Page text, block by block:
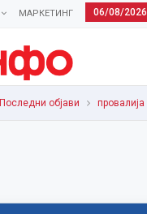
06/08/2026
МАРКЕТИНГ
Последни објави провалија